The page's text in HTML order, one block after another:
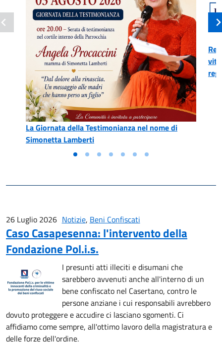
La Giornata della Testimonianza nel nome di
Simonetta Lamberti
26 Luglio 2026 Notizie, Beni Confiscati
Caso Casapesenna: l'intervento della
Fondazione Pol.i.s.
I presunti atti illeciti e disumani che
sarebbero avvenuti anche all'interno di un
bene confiscato nel Casertano, contro le
persone anziane i cui responsabili avrebbero
dovuto proteggere e accudire ci lasciano sgomenti. Ci
affidiamo come sempre, all'ottimo lavoro della magistratura e
delle forze dell'ordine.